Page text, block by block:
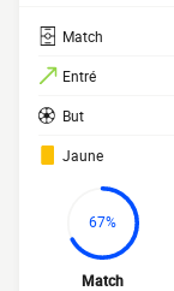
Match
Entré
But
Jaune
67%
Match